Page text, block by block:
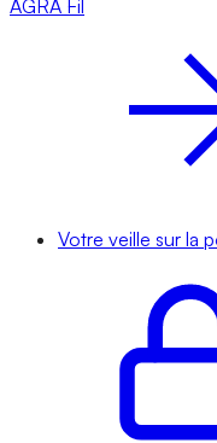
AGRA Fil
Votre veille sur la